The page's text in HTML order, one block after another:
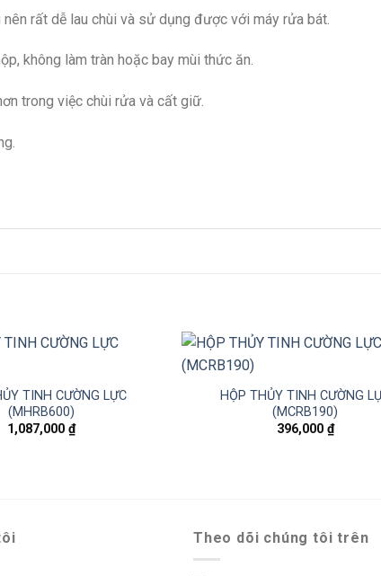
rất dễ lau chùi và sử dụng được với máy rửa bát.
không làm tràn hoặc bay mùi thức ăn.
trong việc chùi rửa và cất giữ.
TINH CƯỜNG LỰC
(MHRB600)
1,087,000 ₫
HỘP THỦY TINH CƯỜNG
(MCRB190)
396,000 ₫
Theo dõi chúng tôi trên